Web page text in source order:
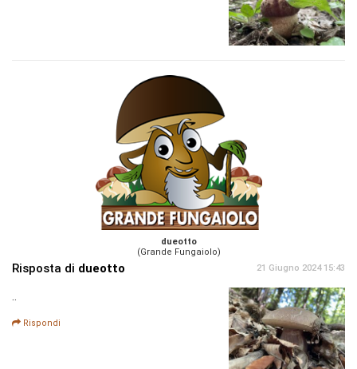
dueotto
(Grande Fungaiolo)
Risposta di dueotto 21 Giugno 2024 15:43
Rispondi